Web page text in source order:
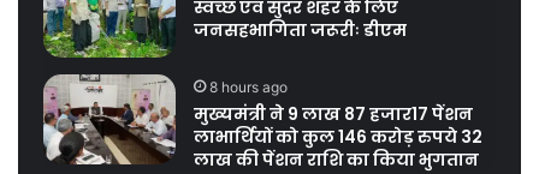
स्वच्छ एवं सुंदर शहर के लिए
जनसहभागिता जरूरीः डीएम
8 hours ago
मुख्यमंत्री ने 9 लाख 87 हजार17 पेंशन
लाभार्थियों को कुल 146 करोड़ रुपये 32
लाख की पेंशन राशि का किया भुगतान